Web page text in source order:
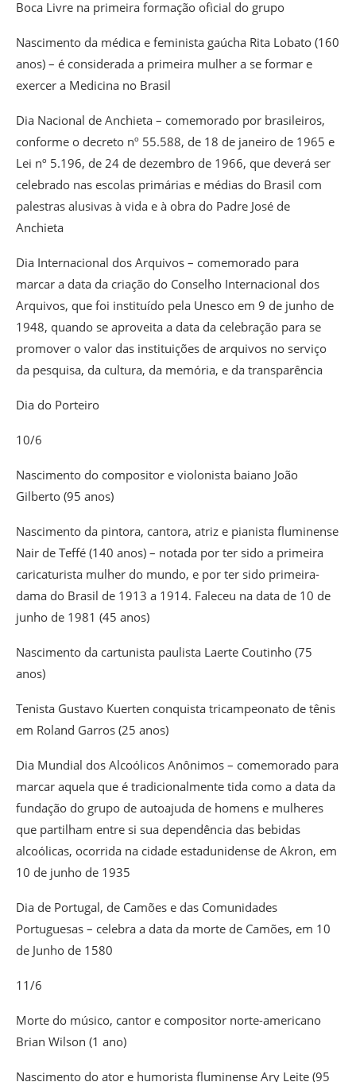
Boca Livre na primeira formação oficial do grupo
Nascimento da médica e feminista gaúcha Rita Lobato (160
anos) – é considerada a primeira mulher a se formar e
exercer a Medicina no Brasil
Dia Nacional de Anchieta – comemorado por brasileiros,
conforme o decreto nº 55.588, de 18 de janeiro de 1965 e
Lei nº 5.196, de 24 de dezembro de 1966, que deverá ser
celebrado nas escolas primárias e médias do Brasil com
palestras alusivas à vida e à obra do Padre José de
Anchieta
Dia Internacional dos Arquivos – comemorado para
marcar a data da criação do Conselho Internacional dos
Arquivos, que foi instituído pela Unesco em 9 de junho de
1948, quando se aproveita a data da celebração para se
promover o valor das instituições de arquivos no serviço
da pesquisa, da cultura, da memória, e da transparência
Dia do Porteiro
10/6
Nascimento do compositor e violonista baiano João
Gilberto (95 anos)
Nascimento da pintora, cantora, atriz e pianista fluminense
Nair de Teffé (140 anos) – notada por ter sido a primeira
caricaturista mulher do mundo, e por ter sido primeira-
dama do Brasil de 1913 a 1914. Faleceu na data de 10 de
junho de 1981 (45 anos)
Nascimento da cartunista paulista Laerte Coutinho (75
anos)
Tenista Gustavo Kuerten conquista tricampeonato de tênis
em Roland Garros (25 anos)
Dia Mundial dos Alcoólicos Anônimos – comemorado para
marcar aquela que é tradicionalmente tida como a data da
fundação do grupo de autoajuda de homens e mulheres
que partilham entre si sua dependência das bebidas
alcoólicas, ocorrida na cidade estadunidense de Akron, em
10 de junho de 1935
Dia de Portugal, de Camões e das Comunidades
Portuguesas – celebra a data da morte de Camões, em 10
de Junho de 1580
11/6
Morte do músico, cantor e compositor norte-americano
Brian Wilson (1 ano)
Nascimento do ator e humorista fluminense Ary Leite (95